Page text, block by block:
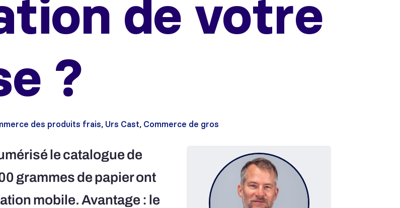
de votre
?
des produits frais, Urs Cast, Commerce de gros
le catalogue de
grammes de papier ont
mobile. Avantage : le